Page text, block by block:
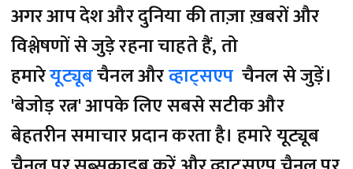
अगर आप देश और दुनिया की ताज़ा ख़बरों और
विश्लेषणों से जुड़े रहना चाहते हैं, तो
हमारेयूट्यूबचैनल औरव्हाट्सएप चैनल से जुड़ें।
'बेजोड़ रत्न' आपके लिए सबसे सटीक और
बेहतरीन समाचार प्रदान करता है। हमारे यूट्यूब